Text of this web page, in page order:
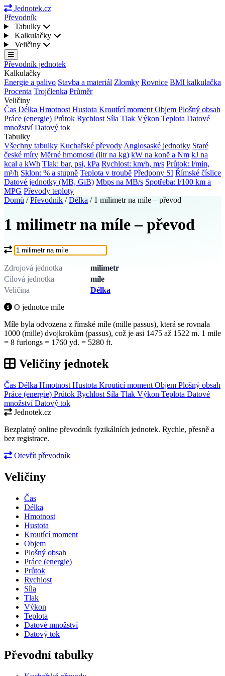
Jednotek.cz
Převodník
Tabulky
Kalkulačky
Veličiny
Převodník jednotek
Kalkulačky
Energie a palivo Stavba a materiál Zlomky Rovnice BMI kalkulačka
Procenta Trojčlenka Průměr
Veličiny
Čas Délka Hmotnost Hustota Kroutící moment Objem Plošný obsah
Práce (energie) Průtok Rychlost Síla Tlak Výkon Teplota Datové
množstvíDatový tok
Tabulky
Všechny tabulky Kuchařské převody Anglosaské jednotky Staré
české míry Měrné hmotnosti (litr na kg) kW na koně a Nm kJ na
kcal a kWh Tlak: bar, psi, kPa Rychlost: km/h, m/s Průtok: l/min,
m³/h Sklon: % a stupně Teplota v troubě Předpony SI Římské číslice
Datové jednotky (MB, GiB) Mbps na MB/s Spotřeba: l/100 km a
MPG Převody teploty
Domů / Převodník / Délka / 1 milimetr na míle – převod
1 milimetr na míle – převod
Co chcete převést?
Zdrojová jednotka
milimetr
Cílová jednotka
míle
Veličina
Délka
O jednotce míle
Míle byla odvozena z římské míle (mille passus), která se rovnala
1000 (mille) dvojkrokům (passus), což je asi 1475 až 1522 m. 1 mile
= 8 furlongs = 1760 yd. = 5280 ft.
Veličiny jednotek
Čas Délka Hmotnost Hustota Kroutící moment Objem Plošný obsah
Práce (energie) Průtok Rychlost Síla Tlak Výkon Teplota Datové
množstvíDatový tok
Jednotek.cz
Bezplatný online převodník fyzikálních jednotek. Rychle, přesně a
bez registrace.
Otevřít převodník
Veličiny
Čas
Délka
Hmotnost
Hustota
Kroutící moment
Objem
Plošný obsah
Práce (energie)
Průtok
Rychlost
Síla
Tlak
Výkon
Teplota
Datové množství
Datový tok
Převodní tabulky